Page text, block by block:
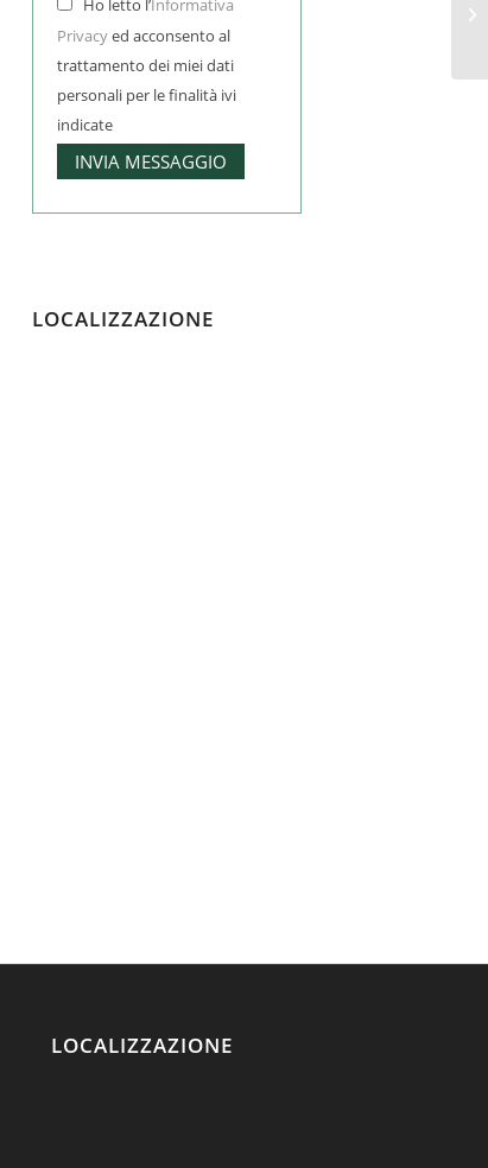
Ho letto l’Informativa
Privacyed acconsento al
trattamento dei miei dati
personali per le finalità ivi
indicate
LOCALIZZAZIONE
LOCALIZZAZIONE